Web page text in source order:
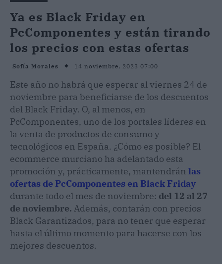
Ya es Black Friday en
PcComponentes y están tirando
los precios con estas ofertas
Sofía Morales 14 noviembre, 2023 07:00
Este año no habrá que esperar al viernes 24 de
noviembre para beneficiarse de los descuentos
del Black Friday. O, al menos, en
PcComponentes, uno de los portales líderes en
la venta de productos de consumo y
tecnológicos en España. ¿Cómo es posible? El
ecommerce murciano ha adelantado esta
promoción y, prácticamente, mantendrán las
ofertas de PcComponentes en Black Friday
durante todo el mes de noviembre: del 12 al 27
de noviembre. Además, contarán con precios
Black Garantizados, para no tener que esperar
hasta el último momento para hacerse con los
mejores descuentos.